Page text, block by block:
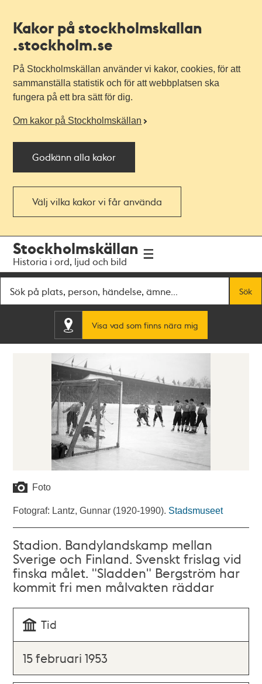
Kakor på stockholmskallan
.stockholm.se
På Stockholmskällan använder vi kakor, cookies, för att
sammanställa statistik och för att webbplatsen ska
fungera på ett bra sätt för dig.
Om kakor på Stockholmskällan
Godkänn alla kakor
Välj vilka kakor vi får använda
navigationen
huvudinnehållet
Stockholmskällan
Historia i ord, ljud och bild
Sök
Visa vad som finns nära mig
Foto
Fotograf: Lantz, Gunnar (1920-1990). Stadsmuseet
Stadion. Bandylandskamp mellan
Sverige och Finland. Svenskt frislag vid
finska målet. "Sladden" Bergström har
kommit fri men målvakten räddar
Tid
15 februari 1953